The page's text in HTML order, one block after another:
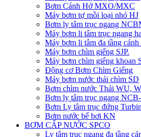
Bơm Cánh Hở MXO/MXC
Máy bơm tự mồi loại nhỏ HJ
Bơm ly tâm trục ngang
Máy bơm li tâm trục ngang
​Máy bơm li tâm đa tầng
Máy bơm chìm giếng SJP.
Máy bơm chìm giếng khoan
Động cơ Bơm Chìm Giếng
​Máy bơm nước thải chìm SD
Bơm chìm nước Thải WU,
Bơm ly tâm trục ngang
Bơm Ly tâm trục đứng
Bơm nước bể bơi KN
BƠM CẤP NƯỚC SPCO
Ly tâm trục ngang đa tầng